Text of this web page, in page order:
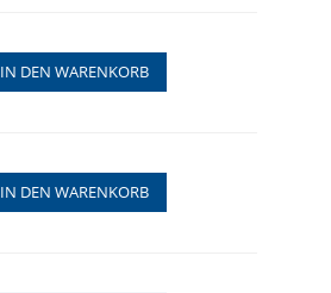
IN DEN WARENKORB
IN DEN WARENKORB